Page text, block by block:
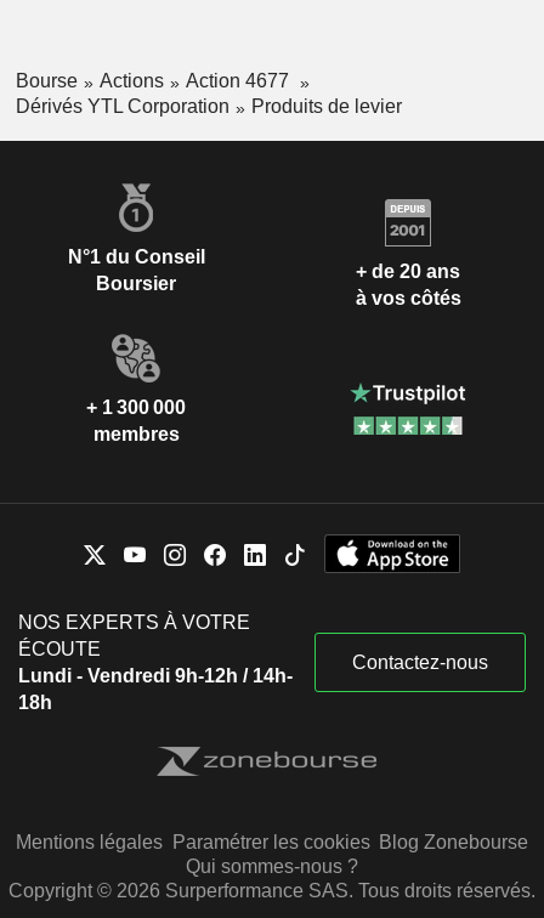
Bourse Actions
Action 4677
Dérivés YTL Corporation
Produits de levier
N°1 du Conseil
Boursier
+ de 20 ans
à vos côtés
+ 1 300 000
membres
NOS EXPERTS À VOTRE
ÉCOUTE
Lundi - Vendredi 9h-12h / 14h-
18h
Contactez-nous
Mentions légales Paramétrer les cookies Blog Zonebourse
Qui sommes-nous ?
Copyright © 2026 Surperformance SAS. Tous droits réservés.